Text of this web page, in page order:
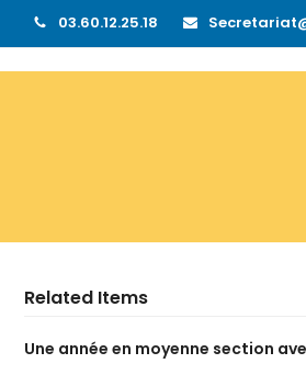
03.60.12.25.18
Related Items
Une année en moyenne section